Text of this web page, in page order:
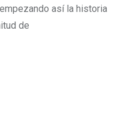
así la historia
de